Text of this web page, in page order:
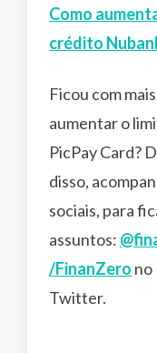
Como
crédito
Ficou com
aumentar o
PicPay Card?
disso,
sociais, para
assuntos:
/FinanZero no
Twitter.